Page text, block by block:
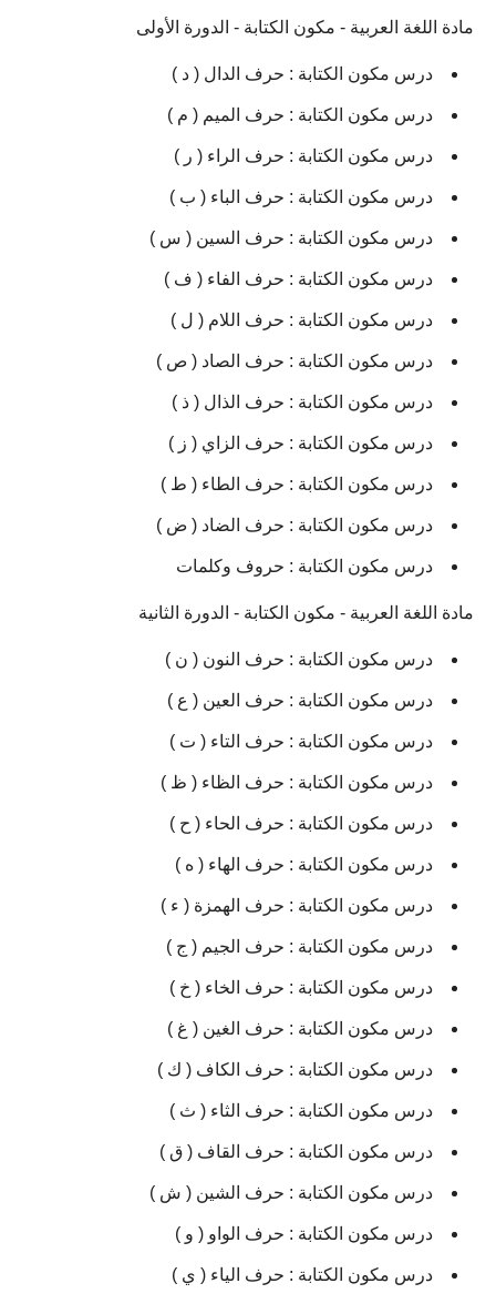
مادة اللغة العربية - مكون الكتابة - الدورة الأولى
درس مكون الكتابة : حرف الدال ( د )
درس مكون الكتابة : حرف الميم ( م )
درس مكون الكتابة : حرف الراء ( ر )
درس مكون الكتابة : حرف الباء ( ب )
درس مكون الكتابة : حرف السين ( س )
درس مكون الكتابة : حرف الفاء ( ف )
درس مكون الكتابة : حرف اللام ( ل )
درس مكون الكتابة : حرف الصاد ( ص )
درس مكون الكتابة : حرف الذال ( ذ )
درس مكون الكتابة : حرف الزاي ( ز )
درس مكون الكتابة : حرف الطاء ( ط )
درس مكون الكتابة : حرف الضاد ( ض )
درس مكون الكتابة : حروف وكلمات
مادة اللغة العربية - مكون الكتابة - الدورة الثانية
درس مكون الكتابة : حرف النون ( ن )
درس مكون الكتابة : حرف العين ( ع )
درس مكون الكتابة : حرف التاء ( ت )
درس مكون الكتابة : حرف الظاء ( ظ )
درس مكون الكتابة : حرف الحاء ( ح )
درس مكون الكتابة : حرف الهاء ( ه )
درس مكون الكتابة : حرف الهمزة ( ء )
درس مكون الكتابة : حرف الجيم ( ج )
درس مكون الكتابة : حرف الخاء ( خ )
درس مكون الكتابة : حرف الغين ( غ )
درس مكون الكتابة : حرف الكاف ( ك )
درس مكون الكتابة : حرف الثاء ( ث )
درس مكون الكتابة : حرف القاف ( ق )
درس مكون الكتابة : حرف الشين ( ش )
درس مكون الكتابة : حرف الواو ( و )
درس مكون الكتابة : حرف الياء ( ي )